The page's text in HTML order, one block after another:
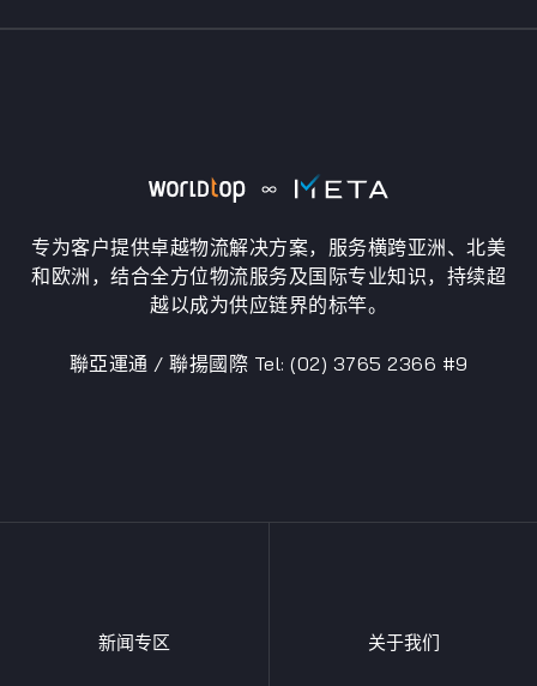
专为客户提供卓越物流解决方案，服务横跨亚洲、北美
和欧洲，结合全方位物流服务及国际专业知识，持续超
越以成为供应链界的标竿。
聯亞運通 / 聯揚國際 Tel: (02) 3765 2366 #9
新闻专区 关于我们